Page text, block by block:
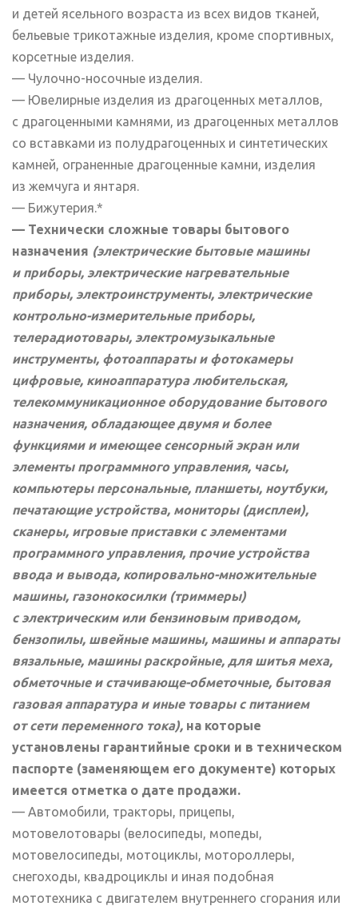
и детей ясельного возраста из всех видов тканей,
бельевые трикотажные изделия, кроме спортивных,
корсетные изделия.
— Чулочно-носочные изделия.
— Ювелирные изделия из драгоценных металлов,
с драгоценными камнями, из драгоценных металлов
со вставками из полудрагоценных и синтетических
камней, ограненные драгоценные камни, изделия
из жемчуга и янтаря.
— Бижутерия.*
— Технически сложные товары бытового
назначения (электрические бытовые машины
и приборы, электрические нагревательные
приборы, электроинструменты, электрические
контрольно-измерительные приборы,
телерадиотовары, электромузыкальные
инструменты, фотоаппараты и фотокамеры
цифровые, киноаппаратура любительская,
телекоммуникационное оборудование бытового
назначения, обладающее двумя и более
функциями и имеющее сенсорный экран или
элементы программного управления, часы,
компьютеры персональные, планшеты, ноутбуки,
печатающие устройства, мониторы (дисплеи),
сканеры, игровые приставки с элементами
программного управления, прочие устройства
ввода и вывода, копировально-множительные
машины, газонокосилки (триммеры)
с электрическим или бензиновым приводом,
бензопилы, швейные машины, машины и аппараты
вязальные, машины раскройные, для шитья меха,
обметочные и стачивающе-обметочные, бытовая
газовая аппаратура и иные товары с питанием
от сети переменного тока), на которые
установлены гарантийные сроки и в техническом
паспорте (заменяющем его документе) которых
имеется отметка о дате продажи.
— Автомобили, тракторы, прицепы,
мотовелотовары (велосипеды, мопеды,
мотовелосипеды, мотоциклы, мотороллеры,
снегоходы, квадроциклы и иная подобная
мототехника с двигателем внутреннего сгорания или